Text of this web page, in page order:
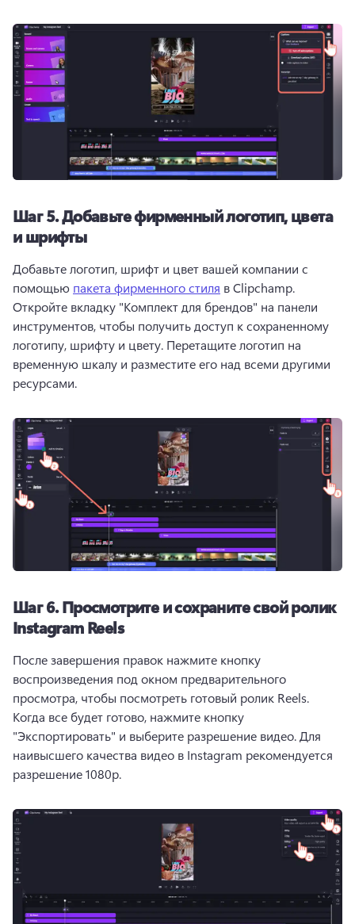
Шаг 5.Добавьте фирменный логотип, цвета
и шрифты
Добавьте логотип, шрифт и цвет вашей компании с
помощью пакета фирменного стиля
Откройте вкладку "Комплект для брендов" на панели
инструментов, чтобы получить доступ к сохраненному
логотипу, шрифту и цвету. Перетащите логотип на
временную шкалу и разместите его над всеми другими
ресурсами.
Шаг 6.Просмотрите и сохраните свой ролик
Instagram Reels
После завершения правок нажмите кнопку
воспроизведения под окном предварительного
Когда все будет готово, нажмите кнопку
"Экспортировать" и выберите разрешение видео. Для
наивысшего качества видео в Instagram рекомендуется
разрешение 1080p.